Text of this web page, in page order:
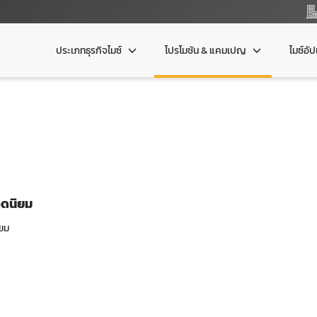
ประเภทธุรกิจไมซ์ โปรโมชัน & แคมเปญ ไมซ์อั
นิยม
ม